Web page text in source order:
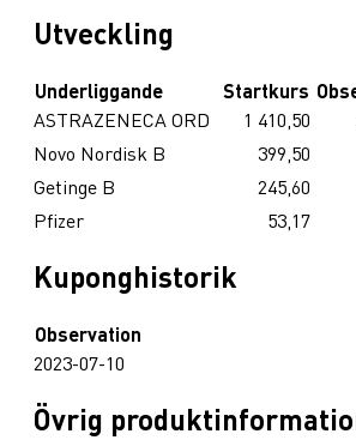
Utveckling
Underliggande Startkurs
ASTRAZENECA ORD
1 410,50
Novo Nordisk B
399,50
Getinge B
245,60
Pfizer
53,17
Kuponghistorik
Observation
2023-07-10
Övrig